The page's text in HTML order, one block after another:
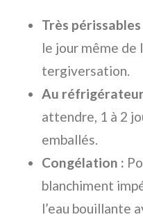
Très périssables
le jour même de
tergiversation.
Au
attendre, 1 à 2
emballés.
Congélation :
blanchiment
l’eau bouillante